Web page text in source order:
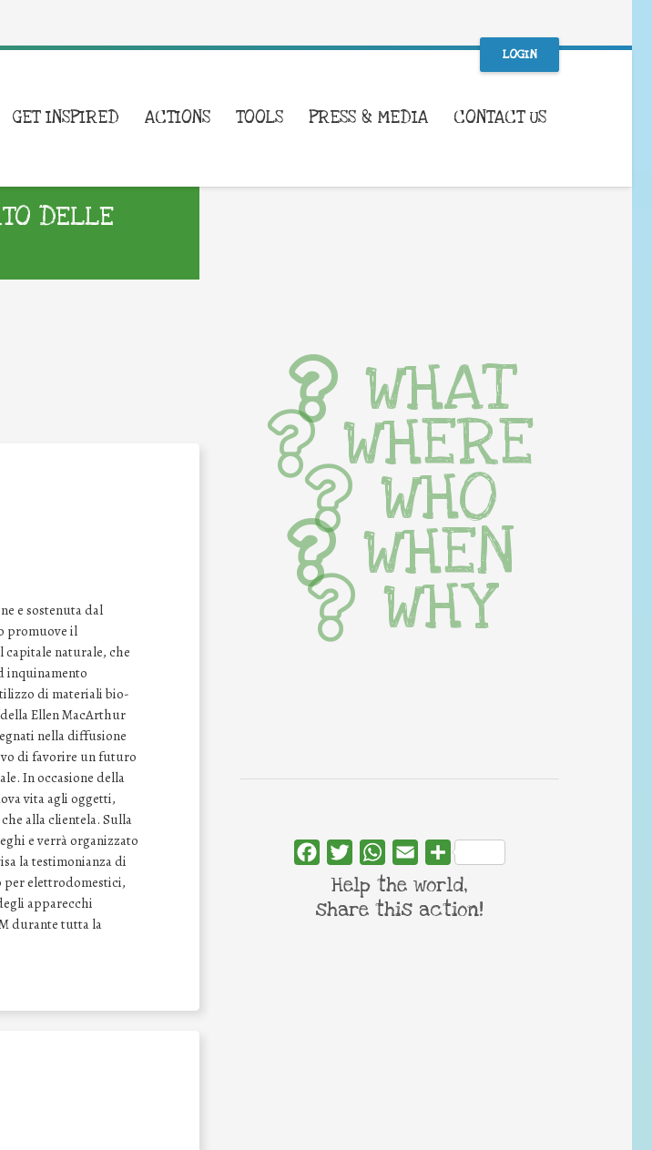
LOGIN
GET INSPIRED ACTIONS TOOLS PRESS & MEDIA CONTACT US
DELLE
e sostenuta dal
promuove il
naturale, che
inquinamento
di materiali bio-
Ellen MacArthur
nella diffusione
di favorire un futuro
In occasione della
vita agli oggetti,
alla clientela. Sulla
e verrà organizzato
la testimonianza di
per elettrodomestici,
apparecchi
durante tutta la
WHAT
WHERE
WHO
WHEN
WHY
FacebookTwitterWhatsApp
Email Share
Help the world,
share this action!